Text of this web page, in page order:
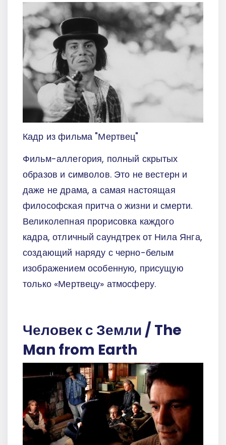
Кадр из фильма "Мертвец"
Фильм-аллегория, полный скрытых
образов и символов. Это не вестерн и
даже не драма, а самая настоящая
философская притча о жизни и смерти.
Великолепная прорисовка каждого
кадра, отличный саундтрек от Нила Янга,
создающий наряду с черно-белым
изображением особенную, присущую
только «Мертвецу» атмосферу.
Человек с Земли / The
Man from Earth